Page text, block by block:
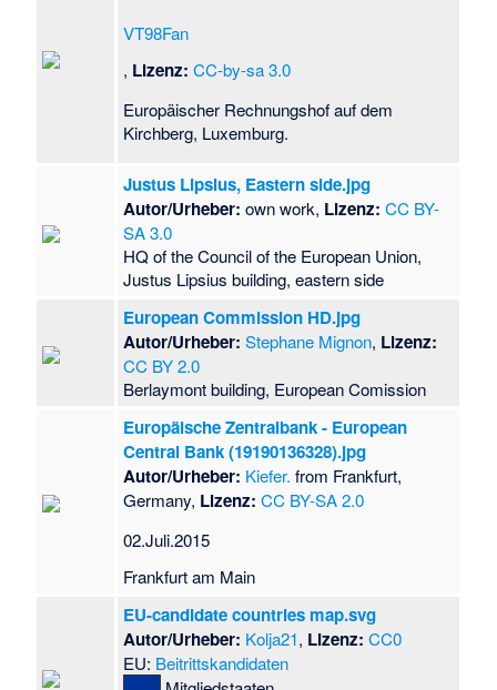
VT98Fan
, Lizenz: CC-by-sa 3.0
Europäischer Rechnungshof auf dem
Kirchberg, Luxemburg.
Justus Lipsius, Eastern side.jpg
Autor/Urheber: own work, Lizenz: CC BY-
SA 3.0
HQ of the Council of the European Union,
Justus Lipsius building, eastern side
European Commission HD.jpg
Autor/Urheber: Stephane Mignon, Lizenz:
CC BY 2.0
Berlaymont building, European Comission
Europäische Zentralbank - European
Central Bank (19190136328).jpg
Autor/Urheber: Kiefer. from Frankfurt,
Germany, Lizenz: CC BY-SA 2.0
02.Juli.2015
Frankfurt am Main
EU-candidate countries map.svg
Autor/Urheber: Kolja21, Lizenz: CC0
EU: Beitrittskandidaten